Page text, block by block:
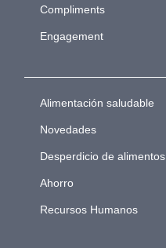
Compliments
Engagement
Alimentación saludable
Novedades
Desperdicio de alimentos
Ahorro
Recursos Humanos